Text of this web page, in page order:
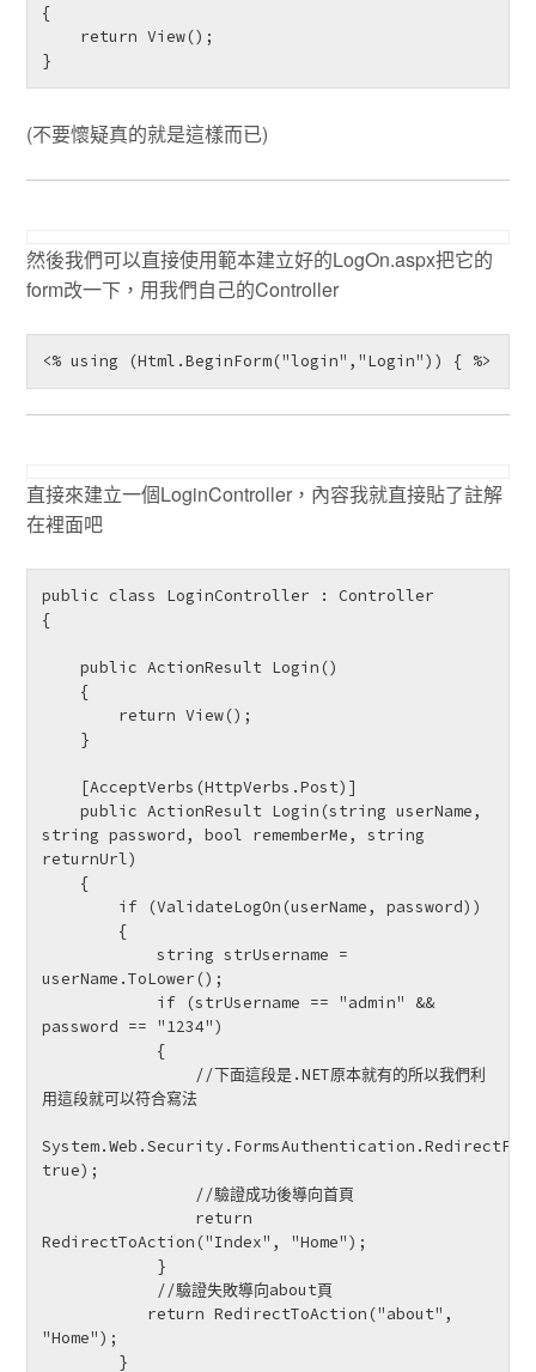
{
}
(不要懷疑真的就是這樣而已)
然後我們可以直接使用範本建立好的LogOn.aspx把它的
form改一下，用我們自己的Controller
直接來建立一個LoginController，內容我就直接貼了註解
在裡面吧
public class LoginController : Controller
{
    public ActionResult Login()
    public ActionResult Login(string userName,
string password, bool rememberMe, string
returnUrl)
            string strUsername =
userName.ToLower();
if (strUsername == "admin" &&
password == "1234")
{
//下面這段是.NET原本就有的所以我們利
用這段就可以符合寫法
true);
//驗證成功後導向首頁
return
RedirectToAction("Index", "Home");
}
//驗證失敗導向about頁
return RedirectToAction("about",
"Home");
}